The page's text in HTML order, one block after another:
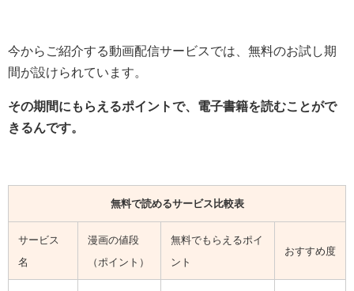
今からご紹介する動画配信サービスでは、無料のお試し期
間が設けられています。
その期間にもらえるポイントで、電子書籍を読むことがで
きるんです。
無料で読めるサービス比較表
サービス
名
漫画の値段
（ポイント）
無料でもらえるポイ
ント
おすすめ度